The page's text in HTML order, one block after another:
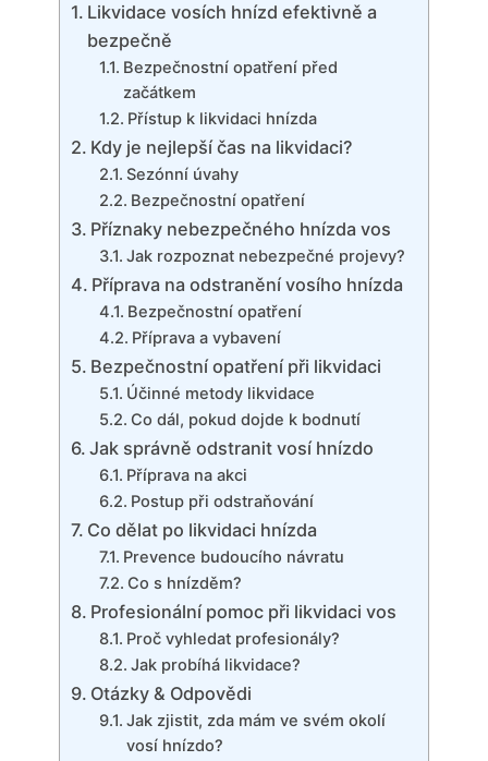
Likvidace vosích hnízd efektivně a
⁢bezpečně
Bezpečnostní⁢ opatření před
začátkem
Přístup k likvidaci hnízda
Kdy ‍je nejlepší čas na likvidaci?
Sezónní úvahy
Bezpečnostní opatření
Příznaky ‌nebezpečného hnízda vos
Jak rozpoznat nebezpečné projevy?
Příprava na odstranění vosího hnízda
Bezpečnostní opatření
Příprava a vybavení
Bezpečnostní opatření při ​likvidaci
Účinné metody likvidace
Co dál, pokud dojde k ⁢bodnutí
Jak správně odstranit vosí hnízdo
Příprava na akci
Postup při odstraňování
Co⁤ dělat po​ likvidaci hnízda
Prevence budoucího ​návratu
Co s hnízděm?
Profesionální pomoc při likvidaci vos
Proč vyhledat profesionály?
Jak probíhá likvidace?
Otázky & ⁣Odpovědi
Jak zjistit,‍ zda mám ve svém okolí
vosí hnízdo?